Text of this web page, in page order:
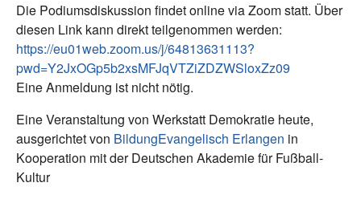
Die Podiumsdiskussion findet online via Zoom statt. Über
diesen Link kann direkt teilgenommen werden:
https://eu01web.zoom.us/j/64813631113?
pwd=Y2JxOGp5b2xsMFJqVTZiZDZWSloxZz09
Eine Anmeldung ist nicht nötig.
Eine Veranstaltung von Werkstatt Demokratie heute,
ausgerichtet von BildungEvangelisch Erlangen in
Kooperation mit der Deutschen Akademie für Fußball-
Kultur